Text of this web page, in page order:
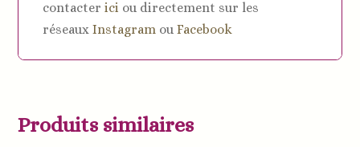
contacterici ou directement sur les
réseauxInstagram ouFacebook
Produits similaires